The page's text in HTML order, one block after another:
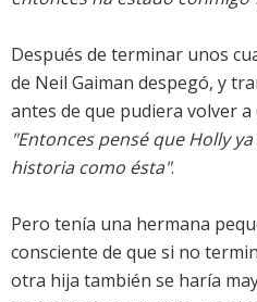
Después de terminar unos
de Neil Gaiman despegó, y
antes de que pudiera volver a
"Entonces pensé que Holly
historia como ésta".
Pero tenía una hermana
consciente de que si no
otra hija también se haría